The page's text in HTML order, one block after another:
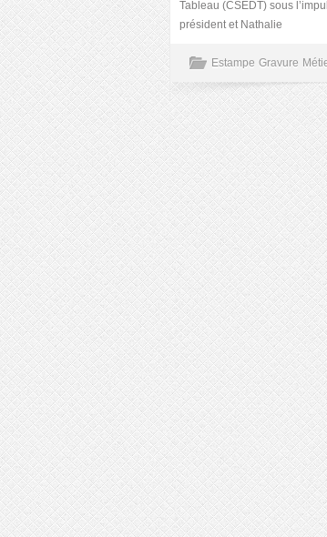
Tableau (CSEDT) sous
président et Nathalie
Estampe Gravure